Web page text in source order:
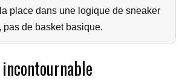
place dans une logique de sneaker
pas de basket basique.